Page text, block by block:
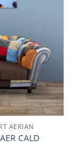
AERIAN
CALD